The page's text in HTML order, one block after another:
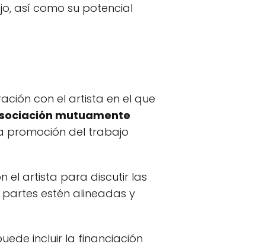
así como su potencial
con el artista en el que
mutuamente
promoción del trabajo
el artista para discutir las
estén alineadas y
incluir la financiación